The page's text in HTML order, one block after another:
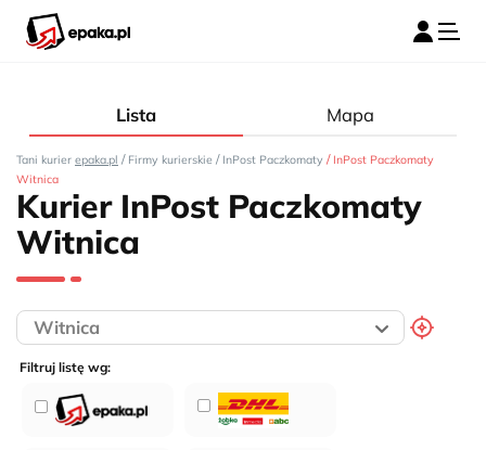
Lista Mapa
Tani kurier epaka.pl / Firmy kurierskie / InPost Paczkomaty / InPost Paczkomaty
Witnica
Kurier InPost Paczkomaty
Witnica
Filtruj listę wg: